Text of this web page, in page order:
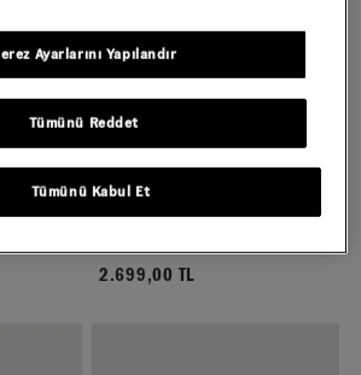
COSTA KADIN LA COSTA SLIDE-ON
AYAKKABI
2.699,00 TL
Tümünü Reddet
Tümünü Kabul Et
Ayarlarını Yapılandır